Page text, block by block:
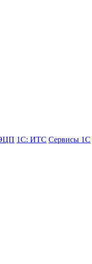
1С: ИТС Сервисы 1С